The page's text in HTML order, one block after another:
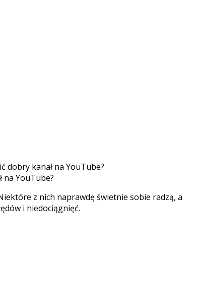
na YouTube?
z nich naprawdę świetnie sobie radzą, a
i niedociągnięć.